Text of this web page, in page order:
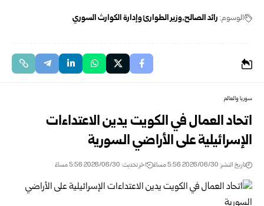
الوسوم: رائد الصالح وزير الطوارئ وإدارة الكوارث السوري
سوريا والعالم
اتحاد العمال في الكويت يدين الاعتداءات
الإسرائيلية ‏على الأراضي السورية ‏
تاريخ النشر: 2026/06/30 5:56 مساءً اخر تحديث: 2026/06/30 5:56 مساءً